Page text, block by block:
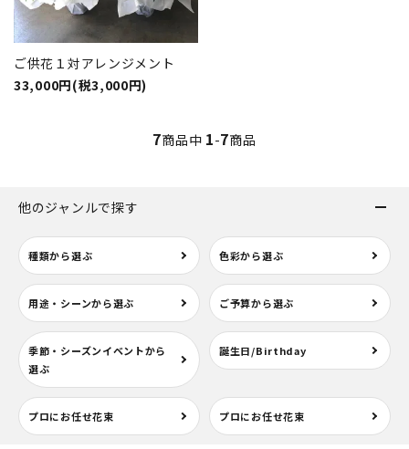
ご供花１対アレンジメント
33,000円(税3,000円)
7商品中 1-7商品
他のジャンルで探す
種類から選ぶ 色彩から選ぶ
用途・シーンから選ぶ ご予算から選ぶ
季節・シーズンイベントから
選ぶ
誕生日/Birthday
プロにお任せ花束 プロにお任せ花束